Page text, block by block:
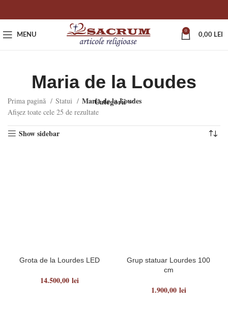
MENU
0
0,00 LEI
Maria de la Loudes
Categorii
Prima pagină Statui Maria de la Loudes
Afișez toate cele 25 de rezultate
Show sidebar
Grota de la Lourdes LED
14.500,00 lei
Grup statuar Lourdes 100
cm
1.900,00 lei